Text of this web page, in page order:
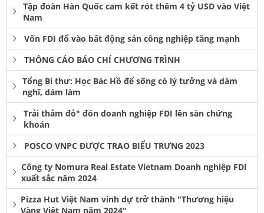
Tập đoàn Hàn Quốc cam kết rót thêm 4 tỷ USD vào Việt
Nam
Vốn FDI đổ vào bất động sản công nghiệp tăng mạnh
THÔNG CÁO BÁO CHÍ CHƯƠNG TRÌNH
Tổng Bí thư: Học Bác Hồ để sống có lý tưởng và dám
nghĩ, dám làm
Trải thảm đỏ" đón doanh nghiệp FDI lên sàn chứng
khoán
POSCO VNPC ĐƯỢC TRAO BIỂU TRƯNG 2023
Công ty Nomura Real Estate Vietnam Doanh nghiệp FDI
xuất sắc năm 2024
Pizza Hut Việt Nam vinh dự trở thành "Thương hiệu
Vàng Việt Nam năm 2024"